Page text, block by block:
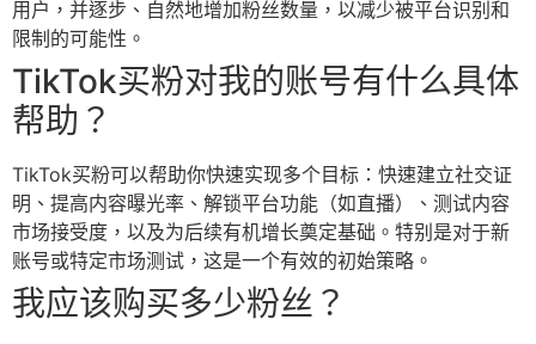
用户，并逐步、自然地增加粉丝数量，以减少被平台识别和
限制的可能性。
TikTok买粉对我的账号有什么具体
帮助？
TikTok买粉可以帮助你快速实现多个目标：快速建立社交证
明、提高内容曝光率、解锁平台功能（如直播）、测试内容
市场接受度，以及为后续有机增长奠定基础。特别是对于新
账号或特定市场测试，这是一个有效的初始策略。
我应该购买多少粉丝？